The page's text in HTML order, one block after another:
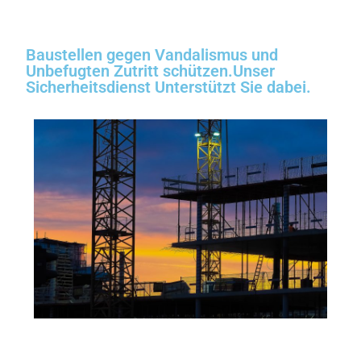
Baustellen gegen Vandalismus und
Unbefugten Zutritt schützen.Unser
Sicherheitsdienst Unterstützt Sie dabei.